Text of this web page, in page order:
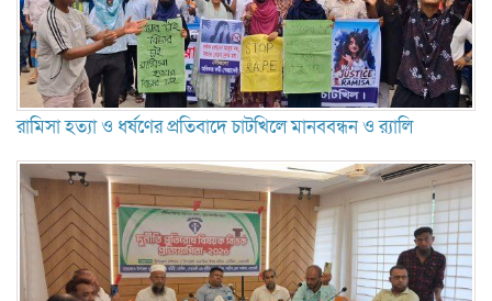
রামিসা হত্যা ও ধর্ষণের প্রতিবাদে চাটখিলে মানববন্ধন ও র‍্যালি